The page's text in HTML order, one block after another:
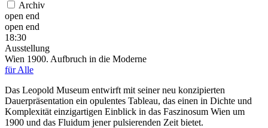
Archiv
open end
open end
18:30
Ausstellung
Wien 1900. Aufbruch in die Moderne
für Alle
Das Leopold Museum entwirft mit seiner neu konzipierten
Dauerpräsentation ein opulentes Tableau, das einen in Dichte und
Komplexität einzigartigen Einblick in das Faszinosum Wien um
1900 und das Fluidum jener pulsierenden Zeit bietet.